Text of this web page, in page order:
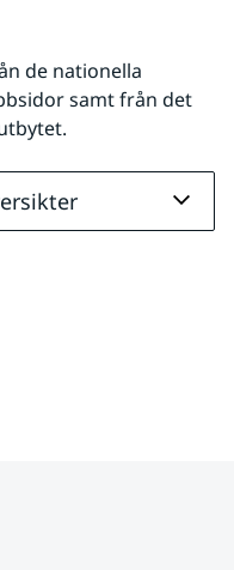
de nationella
samt från det